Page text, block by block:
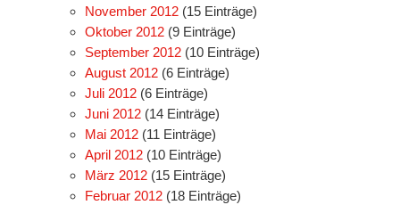
November 2012 (15 Einträge)
Oktober 2012 (9 Einträge)
September 2012 (10 Einträge)
August 2012 (6 Einträge)
Juli 2012 (6 Einträge)
Juni 2012 (14 Einträge)
Mai 2012 (11 Einträge)
April 2012 (10 Einträge)
März 2012 (15 Einträge)
Februar 2012 (18 Einträge)